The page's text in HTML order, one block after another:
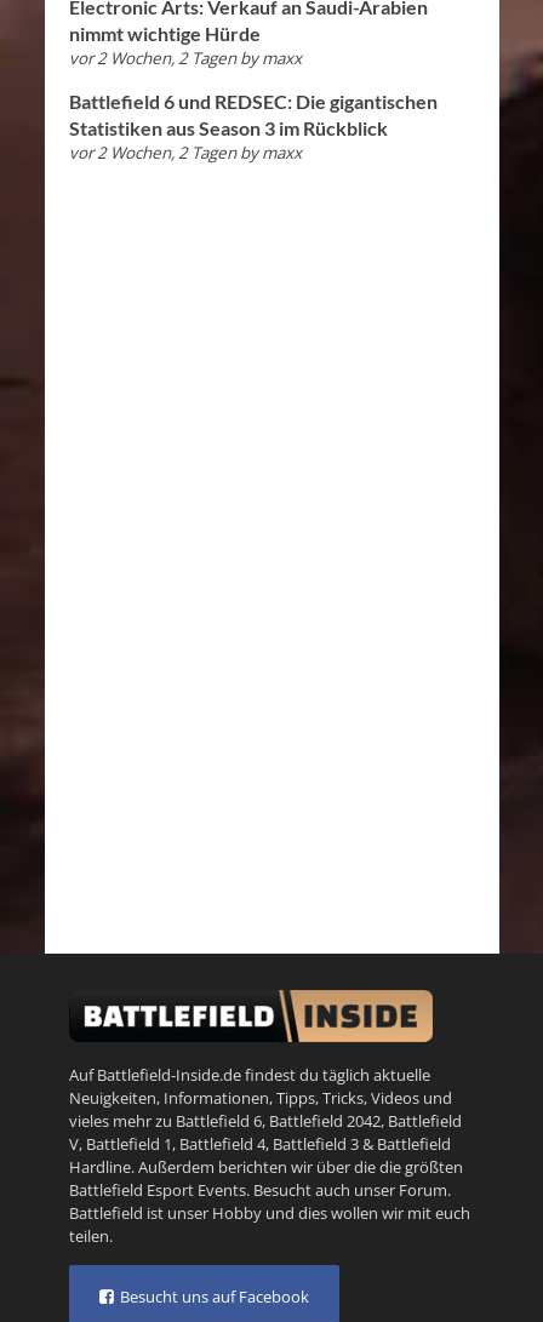
Electronic Arts: Verkauf an Saudi-Arabien
nimmt wichtige Hürde
vor 2 Wochen, 2 Tagen bymaxx
Battlefield 6 und REDSEC: Die gigantischen
Statistiken aus Season 3 im Rückblick
vor 2 Wochen, 2 Tagen bymaxx
Auf Battlefield-Inside.de findest du täglich aktuelle
Neuigkeiten, Informationen, Tipps, Tricks, Videos und
vieles mehr zu Battlefield 6, Battlefield 2042, Battlefield
V, Battlefield 1, Battlefield 4, Battlefield 3& Battlefield
Hardline. Außerdem berichten wir über die die größten
Battlefield Esport Events. Besucht auch unser Forum.
Battlefield ist unser Hobby und dies wollen wir mit euch
teilen.
Besucht uns auf Facebook